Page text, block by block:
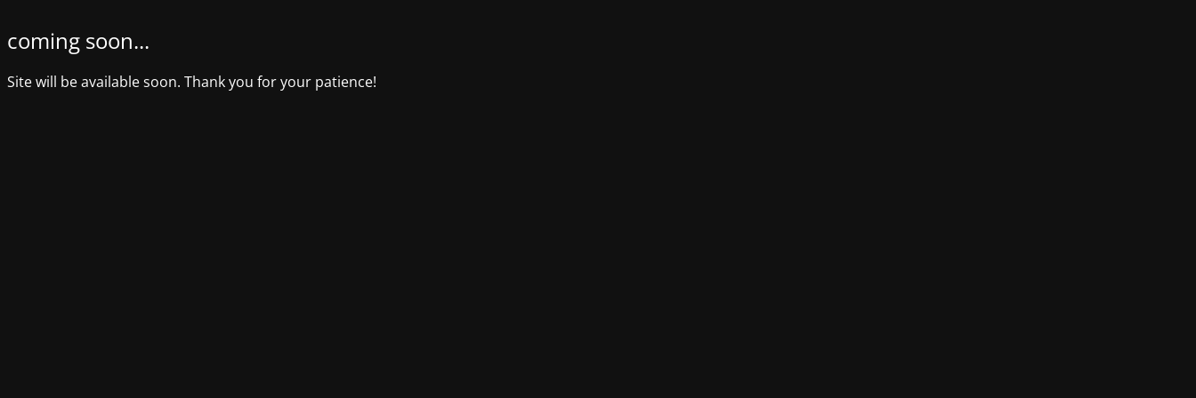
coming soon...
Site will be available soon. Thank you for your patience!